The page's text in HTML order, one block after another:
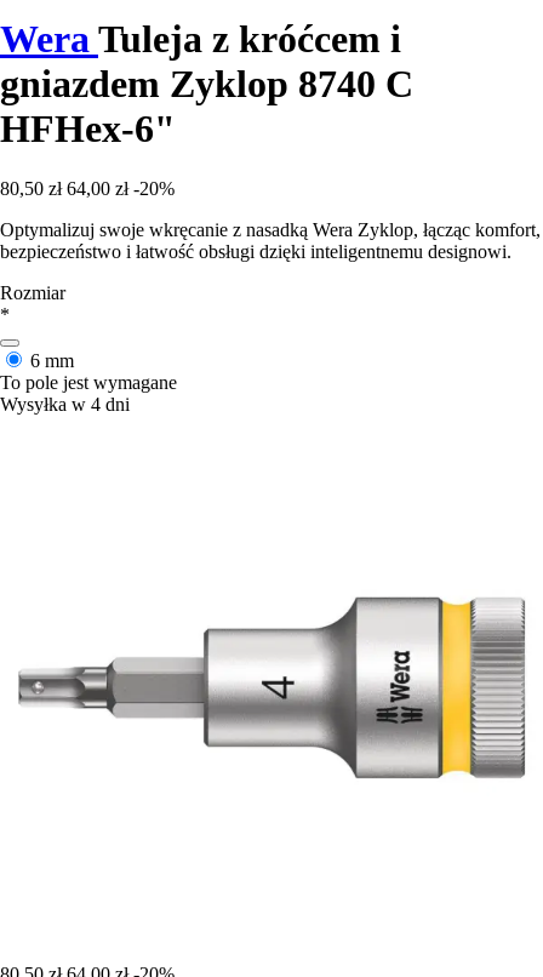
WeraTuleja z króćcem i
gniazdem Zyklop 8740 C
HFHex-6"
80,50 zł 64,00 zł -20%
Optymalizuj swoje wkręcanie z nasadką Wera Zyklop, łącząc komfort,
bezpieczeństwo i łatwość obsługi dzięki inteligentnemu designowi.
Rozmiar
*
6 mm
To pole jest wymagane
Wysyłka w 4 dni